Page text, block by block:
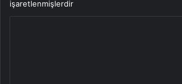
işaretlenmişlerdir